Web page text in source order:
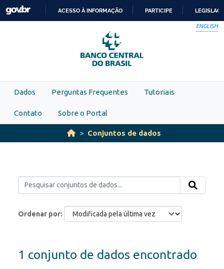
Skip to main content
PARA
O
CONTEÚDO
ACESSO À INFORMAÇÃO PARTICIPE
ENGLISH
Dados Perguntas Frequentes Tutoriais
Contato Sobre o Portal
Conjuntos de dados
Ordenar por
1 conjunto de dados encontrado